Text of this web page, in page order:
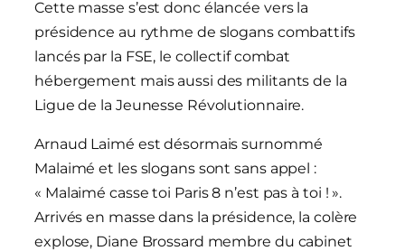
Cette masse s’est donc élancée vers la
présidence au rythme de slogans combattifs
lancés par la FSE, le collectif combat
hébergement mais aussi des militants de la
Ligue de la Jeunesse Révolutionnaire.
Arnaud Laimé est désormais surnommé
Malaimé et les slogans sont sans appel :
« Malaimé casse toi Paris 8 n’est pas à toi ! ».
Arrivés en masse dans la présidence, la colère
explose, Diane Brossard membre du cabinet